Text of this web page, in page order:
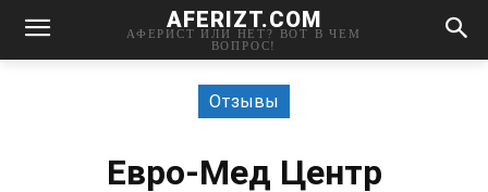
AFERIZT.COM
АФЕРИСТ ИЛИ НЕТ? ВОТ В ЧЕМ
ВОПРОС!
Отзывы
Евро-Мед Центр